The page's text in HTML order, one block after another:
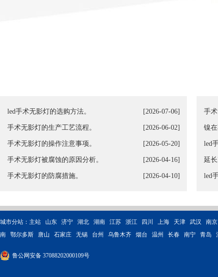
led手术无影灯的选购方法。 [2026-07-06]
手术无影灯的生产工艺流程。 [2026-06-02]
手术无影灯的操作注意事项。 [2026-05-20]
手术无影灯被腐蚀的原因分析。 [2026-04-16]
手术无影灯的防腐措施。 [2026-04-10]
手
镍
led
延
led
城市分站： 主站 山东 济宁 湖北 湖南 江苏 浙江 四川 上海 天津 武汉
南京
南
鄂尔多斯 唐山 石家庄 无锡 台州 乌鲁木齐 烟台 温州 长春 南宁 青岛
鲁公网安备 37088202000109号